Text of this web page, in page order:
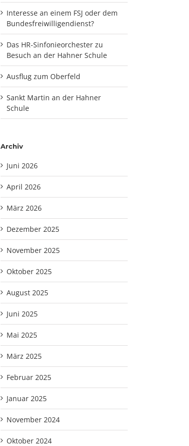
Interesse an einem FSJ oder dem
Bundesfreiwilligendienst?
Das HR-Sinfonieorchester zu
Besuch an der Hahner Schule
Ausflug zum Oberfeld
Sankt Martin an der Hahner
Schule
Archiv
Juni 2026
April 2026
März 2026
Dezember 2025
November 2025
Oktober 2025
August 2025
Juni 2025
Mai 2025
März 2025
Februar 2025
Januar 2025
November 2024
Oktober 2024